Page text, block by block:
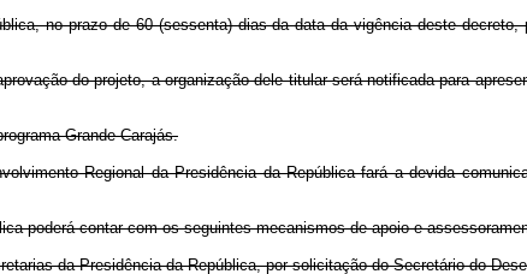
no prazo de 60 (sessenta) dias da data da vigência deste
do projeto, a organização dele titular será notificada para
Grande Carajás.
Regional da Presidência da República fará a devida
poderá contar com os seguintes mecanismos de apoio e
da Presidência da República, por solicitação do Secretário do